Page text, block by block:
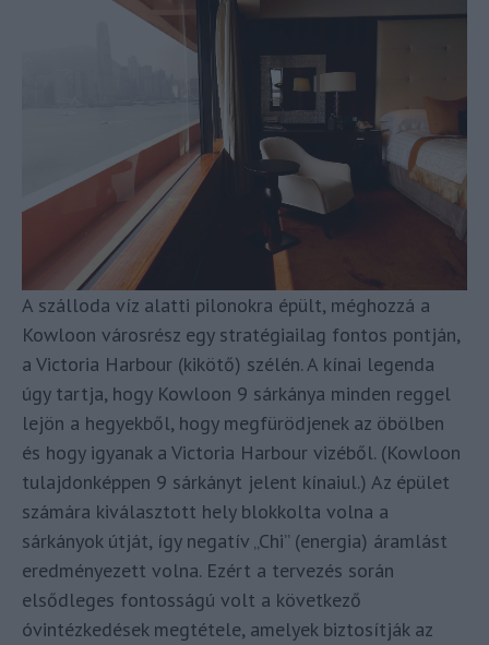
A szálloda víz alatti pilonokra épült, méghozzá a
Kowloon városrész egy stratégiailag fontos pontján,
a Victoria Harbour (kikötő) szélén. A kínai legenda
úgy tartja, hogy Kowloon 9 sárkánya minden reggel
lejön a hegyekből, hogy megfürödjenek az öbölben
és hogy igyanak a Victoria Harbour vizéből. (Kowloon
tulajdonképpen 9 sárkányt jelent kínaiul.) Az épület
számára kiválasztott hely blokkolta volna a
sárkányok útját, így negatív „Chi” (energia) áramlást
eredményezett volna. Ezért a tervezés során
elsődleges fontosságú volt a következő
óvintézkedések megtétele, amelyek biztosítják az